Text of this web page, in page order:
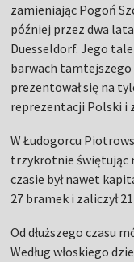
zamieniając Pogoń
później przez dwa
Duesseldorf. Jego
barwach tamtejszego
prezentował się na
reprezentacji Polski i
W Łudogorcu
trzykrotnie świętując
czasie był nawet
27 bramek i zaliczył
Od dłuższego czasu
Według włoskiego